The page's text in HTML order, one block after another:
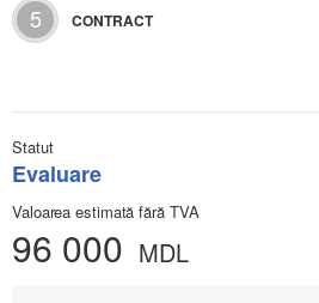
5 CONTRACT
Statut
Evaluare
Valoarea estimată fără TVA
96 000 MDL